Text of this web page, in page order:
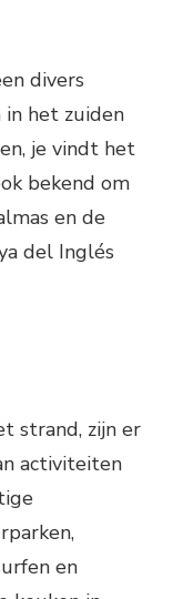
divers
in het zuiden
je vindt het
bekend om
en de
del Inglés
strand, zijn er
activiteiten
en